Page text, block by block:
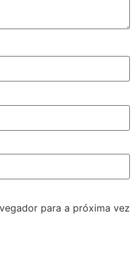
para a próxima vez